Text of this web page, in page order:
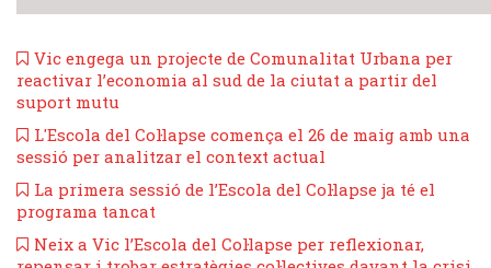
​Vic engega un projecte de Comunalitat Urbana per
reactivar l’economia al sud de la ciutat a partir del
suport mutu
L'Escola del Col·lapse comença el 26 de maig amb una
sessió per analitzar el context actual
​La primera sessió de l’Escola del Col·lapse ja té el
programa tancat
Neix a Vic l’Escola del Col·lapse per reflexionar,